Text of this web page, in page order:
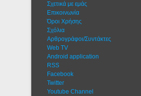
Σχετικά με εμάς
Eπικοινωνία
Όροι Χρήσης
Σχόλια
Αρθρογράφοι/Συντάκτες
Web TV
Android application
RSS
Facebook
Twitter
Youtube Channel